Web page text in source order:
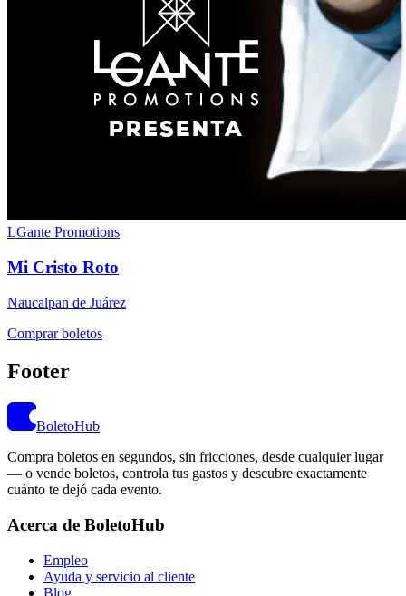
LGante Promotions
Mi Cristo Roto
Naucalpan de Juárez
Comprar boletos
Footer
BoletoHub
Compra boletos en segundos, sin fricciones, desde cualquier lugar
— o vende boletos, controla tus gastos y descubre exactamente
cuánto te dejó cada evento.
Acerca de BoletoHub
Empleo
Ayuda y servicio al cliente
Blog